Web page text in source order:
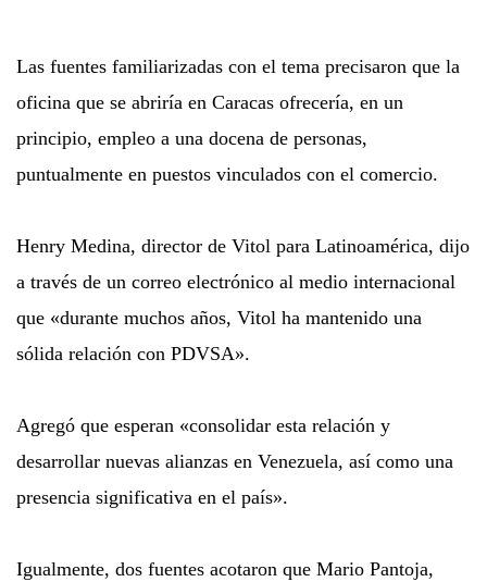
Las fuentes familiarizadas con el tema precisaron que la
oficina que se abriría en Caracas ofrecería, en un
principio, empleo a una docena de personas,
puntualmente en puestos vinculados con el comercio.
Henry Medina, director de Vitol para Latinoamérica, dijo
a través de un correo electrónico al medio internacional
que «durante muchos años, Vitol ha mantenido una
sólida relación con PDVSA».
Agregó que esperan «consolidar esta relación y
desarrollar nuevas alianzas en Venezuela, así como una
presencia significativa en el país».
Igualmente, dos fuentes acotaron que Mario Pantoja,